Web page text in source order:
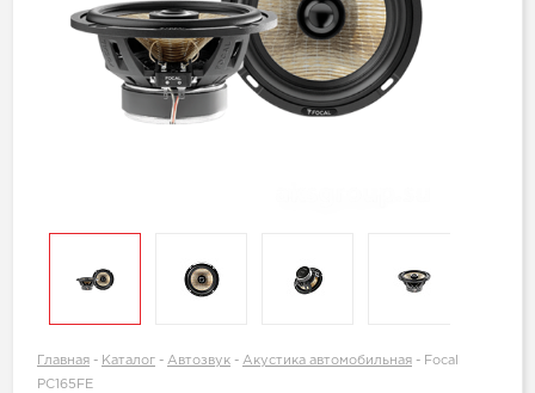
Главная - Каталог - Автозвук - Акустика автомобильная - Focal
PC165FE